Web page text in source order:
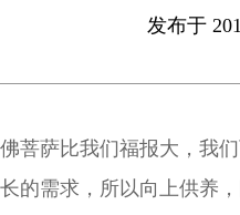
发布于
佛菩萨比我们福报大，我
长的需求，所以向上供养